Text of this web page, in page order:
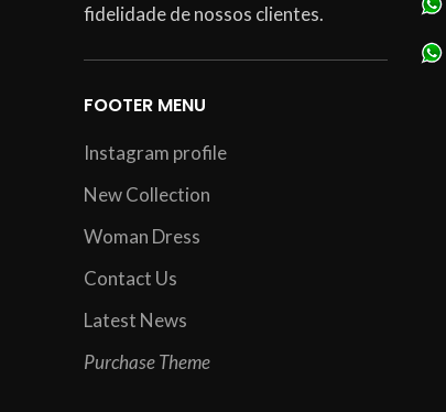
fidelidade de nossos clientes.
FOOTER MENU
Instagram profile
New Collection
Woman Dress
Contact Us
Latest News
Purchase Theme